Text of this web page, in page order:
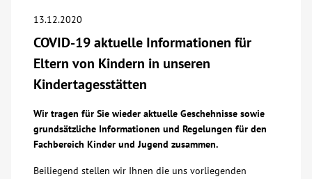
Beratung & Hilfe
Begegnung
Bildung
Über uns
13.12.2020
COVID-19 aktuelle Informationen für
Eltern von Kindern in unseren
Kindertagesstätten
Wir tragen für Sie wieder aktuelle Geschehnisse sowie
grundsätzliche Informationen und Regelungen für den
Fachbereich Kinder und Jugend zusammen.
Beiliegend stellen wir Ihnen die uns vorliegenden